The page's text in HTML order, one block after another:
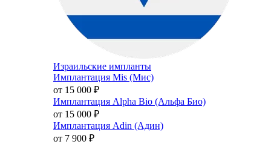
Израильские импланты
Имплантация Mis (Мис)
от 15 000 ₽
Имплантация Alpha Bio (Альфа Био)
от 15 000 ₽
Имплантация Adin (Адин)
от 7 900 ₽